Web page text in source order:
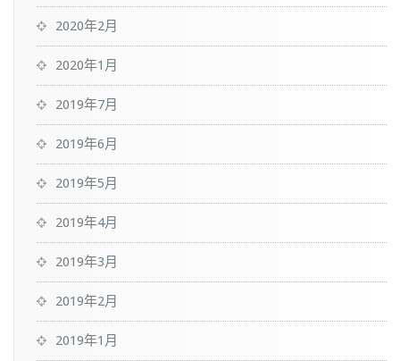
2020年2月
2020年1月
2019年7月
2019年6月
2019年5月
2019年4月
2019年3月
2019年2月
2019年1月